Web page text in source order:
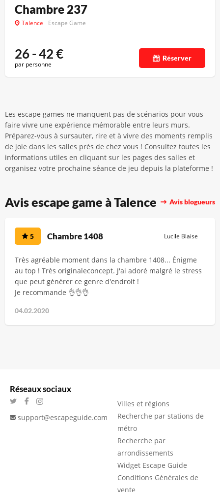
Chambre 237
Talence Escape Game
26 - 42€
par personne
Réserver
Les escape games ne manquent pas de scénarios pour vous
faire vivre une expérience mémorable entre leurs murs.
Préparez-vous à sursauter, rire et à vivre des moments remplis
de joie dans les salles près de chez vous ! Consultez toutes les
informations utiles en cliquant sur les pages des salles et
organisez votre prochaine séance de jeu depuis la plateforme !
Avis escape game à Talence Avis blogueurs
5 Chambre 1408 Lucile Blaise
Très agréable moment dans la chambre 1408... Énigme
au top ! Très originaleconcept. J'ai adoré malgré le stress
que peut générer ce genre d'endroit !
Je recommande 👌👌👌
04.02.2020
Réseaux sociaux
support@escapeguide.com
Villes et régions
Recherche par stations de
métro
Recherche par
arrondissements
Widget Escape Guide
Conditions Générales de
vente